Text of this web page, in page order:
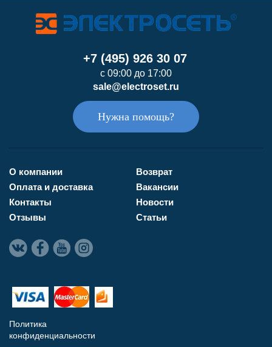
+7 (495) 926 30 07
с 09:00 до 17:00
sale@electroset.ru
Нужна помощь?
О компании
Оплата и доставка
Контакты
Отзывы
Возврат
Вакансии
Новости
Статьи
Политика
конфиденциальности